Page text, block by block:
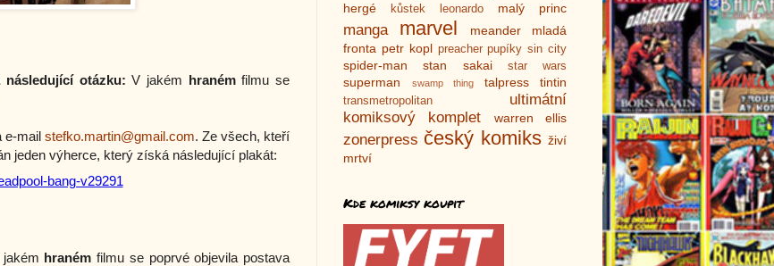
následující otázku: V jakém hranémfilmu se
e-mail stefko.martin@gmail.com. Ze všech, kteří
jeden výherce, který získá následující plakát:
bang-v29291
hraném filmu se poprvé objevila postava
hergé
kůstek leonardo malý princ
manga marvel meander
mladá
fronta petr kopl preacher pupíky sin city
spider-man stan sakai star wars
superman swamp thing talpress tintin
transmetropolitan
ultimátní
komiksový komplet
warren ellis
zonerpress český komiks živí
mrtví
Kde komiksy koupit